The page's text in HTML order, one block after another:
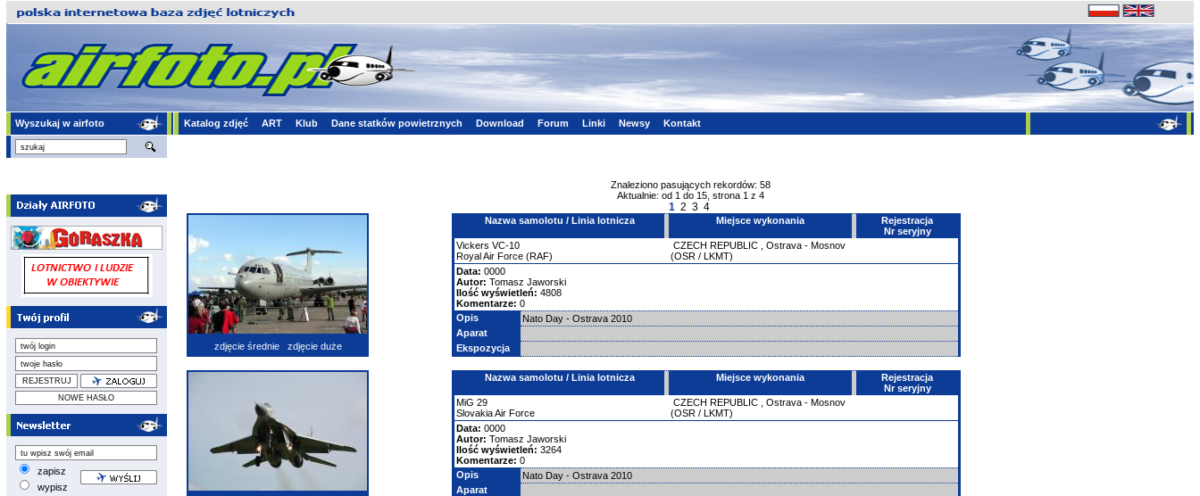
Wyszukaj w airfoto Katalog zdjęć ART Klub Dane statków powietrznych Download Forum Linki Newsy Kontakt
zapisz
wypisz
Znaleziono pasujących rekordów: 58
Aktualnie: od 1 do 15, strona 1 z 4
1 2 3 4
zdjęcie średnie zdjęcie duże
Nazwa samolotu / Linia lotnicza Miejsce wykonania
Rejestracja
Nr seryjny
Vickers VC-10
Royal Air Force (RAF)
CZECH REPUBLIC
Ostrava - Mosnov
(OSR / LKMT)
Data: 0000
Autor: Tomasz Jaworski
Ilość wyświetleń: 4808
Komentarze: 0
Opis
Nato Day - Ostrava 2010
Aparat
Ekspozycja
Nazwa samolotu / Linia lotnicza Miejsce wykonania
Rejestracja
Nr seryjny
MiG 29
Slovakia Air Force
CZECH REPUBLIC
Ostrava - Mosnov
(OSR / LKMT)
Data: 0000
Autor: Tomasz Jaworski
Ilość wyświetleń: 3264
Komentarze: 0
Opis
Nato Day - Ostrava 2010
Aparat